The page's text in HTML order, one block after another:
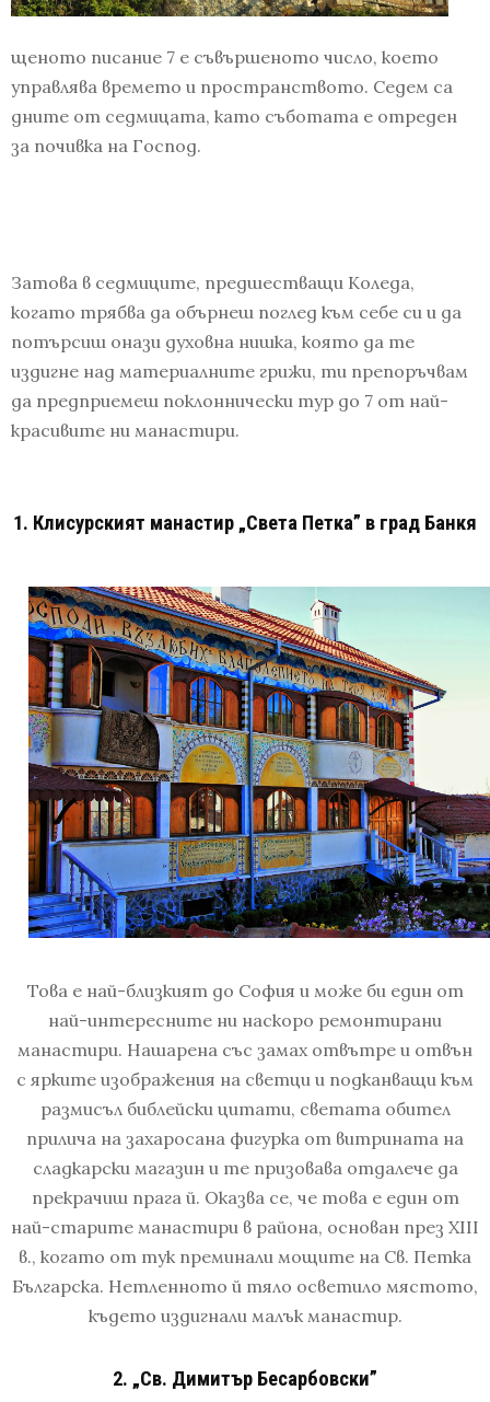
щеното писание 7 е съвършеното число, което
управлява времето и пространството. Седем са
дните от седмицата, като съботата е отреден
за почивка на Господ.
Затова в седмиците, предшестващи Коледа,
когато трябва да обърнеш поглед към себе си и да
потърсиш онази духовна нишка, която да те
издигне над материалните грижи, ти препоръчвам
да предприемеш поклоннически тур до 7 от най-
красивите ни манастири.
1. Клисурският манастир „Света Петка” в град Банкя
Това е най-близкият до София и може би един от
най-интересните ни наскоро ремонтирани
манастири. Нашарена със замах отвътре и отвън
с ярките изображения на светци и подканващи към
размисъл библейски цитати, светата обител
прилича на захаросана фигурка от витрината на
сладкарски магазин и те призовава отдалече да
прекрачиш прага й. Оказва се, че това е един от
най-старите манастири в района, основан през XIII
в., когато от тук преминали мощите на Св. Петка
Българска. Нетленното й тяло осветило мястото,
където издигнали малък манастир.
2. „Св. Димитър Бесарбовски”